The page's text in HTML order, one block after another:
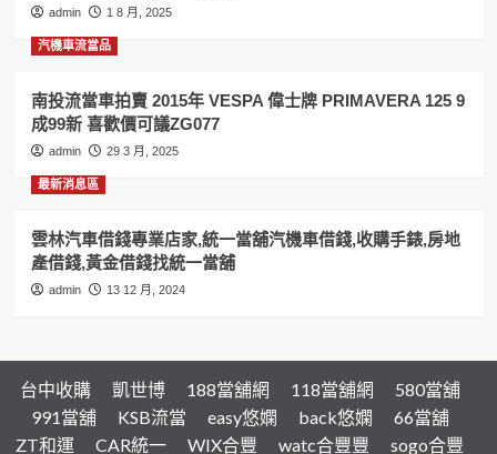
定
來,
機
車
借
錢,
黃
錢
找
和
admin 1 8 月, 2025
汽機車流當品
南投流當車拍賣 2015年 VESPA 偉士牌 PRIMAVERA 125 9
成99新 喜歡價可議ZG077
admin 29 3 月, 2025
最新消息區
雲林汽車借錢專業店家,統一當舖汽機車借錢,收購手錶,房地
產借錢,黃金借錢找統一當舖
admin 13 12 月, 2024
台中收購 凱世博 188當舖網 118當舖網
580當舖
991當舖
KSB流當 easy悠嫻 back悠嫻
66當舖
ZT和運
CAR統一 WIX合豐 watc合豐豐 sogo合豐